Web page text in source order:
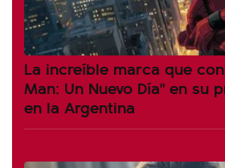
La increíble marca que
Man: Un Nuevo Día" en su
en la Argentina